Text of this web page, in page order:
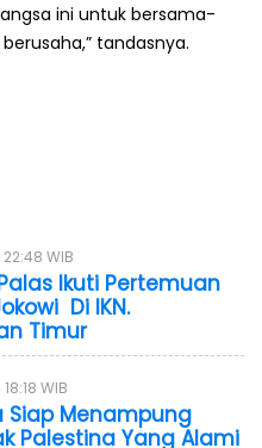
ini untuk bersama-
tandasnya.
WIB
Ikuti Pertemuan
Di IKN.
Timur
WIB
Siap Menampung
Palestina Yang Alami